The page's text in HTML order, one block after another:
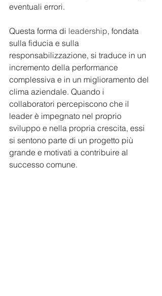
eventuali errori.
Questa forma di leadership, fondata
sulla fiducia e sulla
responsabilizzazione, si traduce in un
incremento della performance
complessiva e in un miglioramento del
clima aziendale. Quando i
collaboratori percepiscono che il
leader è impegnato nel proprio
sviluppo e nella propria crescita, essi
si sentono parte di un progetto più
grande e motivati a contribuire al
successo comune.